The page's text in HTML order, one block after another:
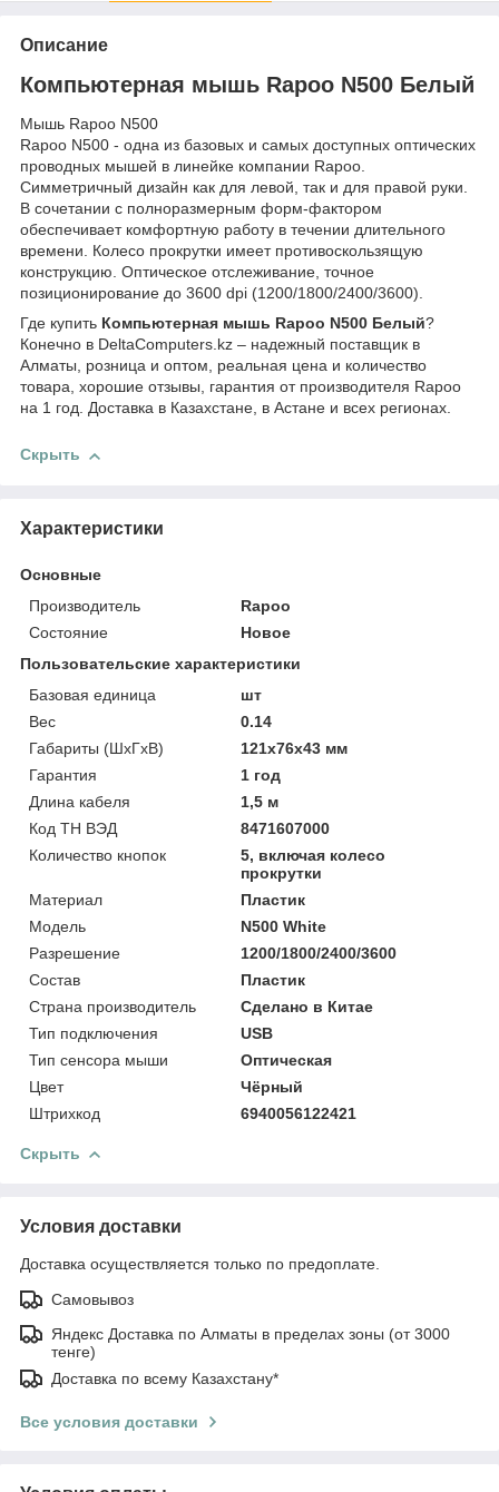
Описание
Компьютерная мышь Rapoo N500 Белый
Мышь Rapoo N500
Rapoo N500 - одна из базовых и самых доступных оптических
проводных мышей в линейке компании Rapoo.
Симметричный дизайн как для левой, так и для правой руки.
В сочетании с полноразмерным форм-фактором
обеспечивает комфортную работу в течении длительного
времени. Колесо прокрутки имеет противоскользящую
конструкцию. Оптическое отслеживание, точное
позиционирование до 3600 dpi (1200/1800/2400/3600).
Где купить Компьютерная мышь Rapoo N500 Белый?
Конечно в DeltaComputers.kz – надежный поставщик в
Алматы, розница и оптом, реальная цена и количество
товара, хорошие отзывы, гарантия от производителя Rapoo
на 1 год. Доставка в Казахстане, в Астане и всех регионах.
Скрыть
Характеристики
Основные
Производитель
Rapoo
Состояние
Новое
Пользовательские характеристики
Базовая единица
шт
Вес
0.14
Габариты (ШхГхВ)
121х76х43 мм
Гарантия
1 год
Длина кабеля
1,5 м
Код ТН ВЭД
8471607000
Количество кнопок
5, включая колесо
прокрутки
Материал
Пластик
Модель
N500 White
Разрешение
1200/1800/2400/3600
Состав
Пластик
Страна производитель
Сделано в Китае
Тип подключения
USB
Тип сенсора мыши
Оптическая
Цвет
Чёрный
Штрихкод
6940056122421
Скрыть
Условия доставки
Доставка осуществляется только по предоплате.
Самовывоз
Яндекс Доставка по Алматы в пределах зоны (от 3000
тенге)
Доставка по всему Казахстану*
Все условия доставки